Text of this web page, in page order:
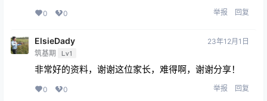
0 0 举报 回复
ElsieDady
筑基期 Lv1
23年12月1日
非常好的资料，谢谢这位家长，难得啊，谢谢分享！
0 0 举报 回复